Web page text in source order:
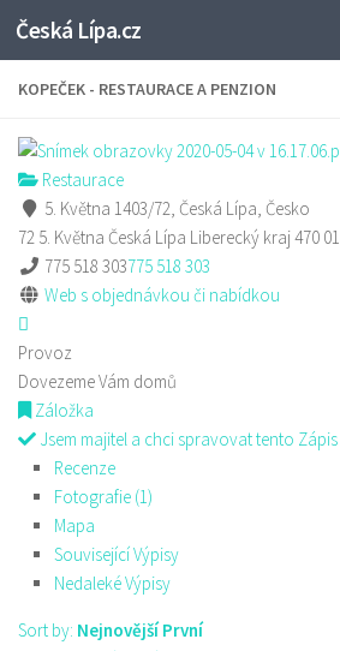
Skip to content
Česká Lípa.cz
KOPEČEK - RESTAURACE A PENZION
Restaurace
5. Května 1403/72, Česká Lípa, Česko
72 5. Května Česká Lípa Liberecký kraj470 01
775 518 303775 518 303
Web s objednávkou či nabídkou
Provoz
Dovezeme Vám domů
Záložka
Jsem majitel a chci spravovat tento Zápis
Recenze
Fotografie (1)
Mapa
Související Výpisy
Nedaleké Výpisy
Sort by: Nejnovější První